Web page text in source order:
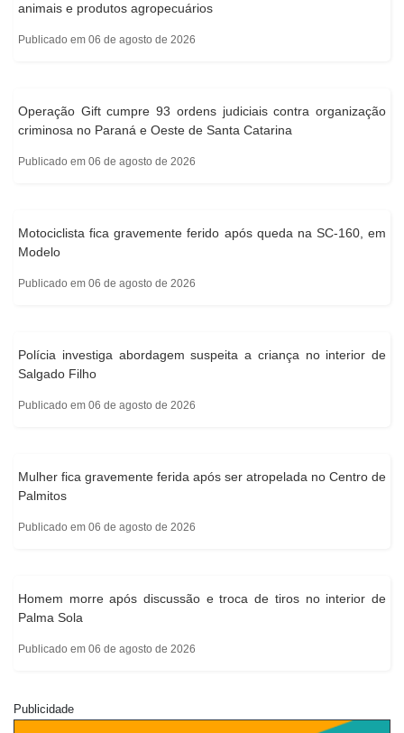
animais e produtos agropecuários
Publicado em 06 de agosto de 2026
Operação Gift cumpre 93 ordens judiciais contra organização
criminosa no Paraná e Oeste de Santa Catarina
Publicado em 06 de agosto de 2026
Motociclista fica gravemente ferido após queda na SC-160, em
Modelo
Publicado em 06 de agosto de 2026
Polícia investiga abordagem suspeita a criança no interior de
Salgado Filho
Publicado em 06 de agosto de 2026
Mulher fica gravemente ferida após ser atropelada no Centro de
Palmitos
Publicado em 06 de agosto de 2026
Homem morre após discussão e troca de tiros no interior de
Palma Sola
Publicado em 06 de agosto de 2026
Publicidade